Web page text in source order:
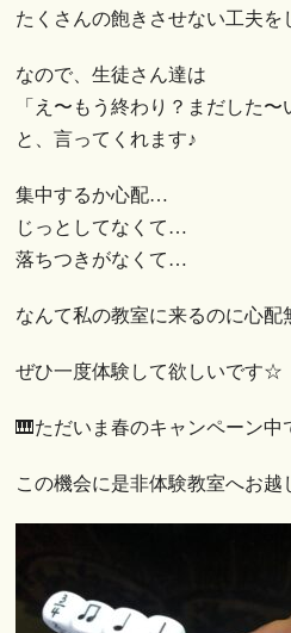
たくさんの飽きさせない工夫を
なので、生徒さん達は
「え〜もう終わり？まだした〜
と、言ってくれます♪
集中するか心配…
じっとしてなくて…
落ちつきがなくて…
なんて私の教室に来るのに心配
ぜひ一度体験して欲しいです☆
🎹ただいま春のキャンペーン中
この機会に是非体験教室へお越